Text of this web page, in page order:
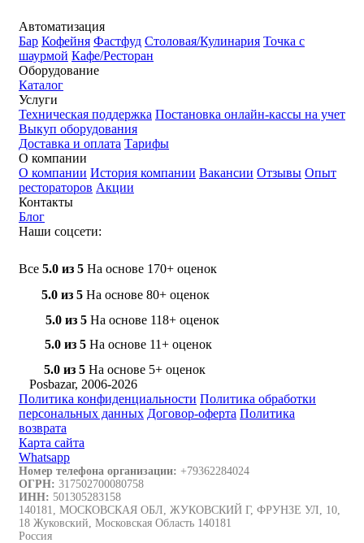
Автоматизация
Бар Кофейня Фастфуд Столовая/Кулинария Точка с
шаурмой Кафе/Ресторан
Оборудование
Каталог
Услуги
Техническая поддержка Постановка онлайн-кассы на учет
Выкуп оборудования
Доставка и оплата Тарифы
О компании
О компании История компании Вакансии Отзывы Опыт
рестораторов Акции
Контакты
Блог
Наши соцсети:
Все 5.0 из 5 На основе 170+ оценок
5.0 из 5 На основе 80+ оценок
5.0 из 5 На основе 118+ оценок
5.0 из 5 На основе 11+ оценок
5.0 из 5 На основе 5+ оценок
Posbazar, 2006-2026
Политика конфиденциальности Политика обработки
персональных данных Договор-оферта Политика
возврата
Карта сайта
Whatsapp
Номер телефона организации: +79362284024
ОГРН: 317502700080758
ИНН: 501305283158
140181, МОСКОВСКАЯ ОБЛ, ЖУКОВСКИЙ Г, ФРУНЗЕ УЛ, 10,
18 Жуковский, Московская Область 140181
Россия